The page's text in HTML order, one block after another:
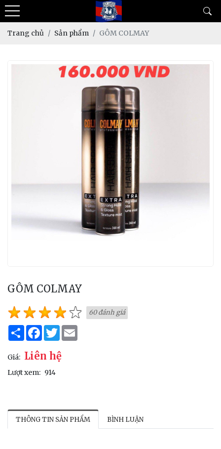
Trang chủ Sản phẩm GÔM COLMAY
GÔM COLMAY
60 đánh giá
ShareFacebook
Twitter
Giá: Liên hệ
Lượt xem: 914
THÔNG TIN SẢN PHẨM BÌNH LUẬN